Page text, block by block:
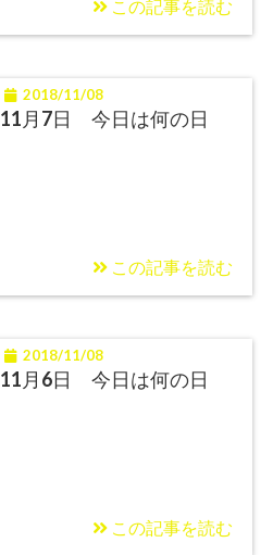
この記事を読む
2018/11/08
11月7日 今日は何の日
この記事を読む
2018/11/08
11月6日 今日は何の日
この記事を読む